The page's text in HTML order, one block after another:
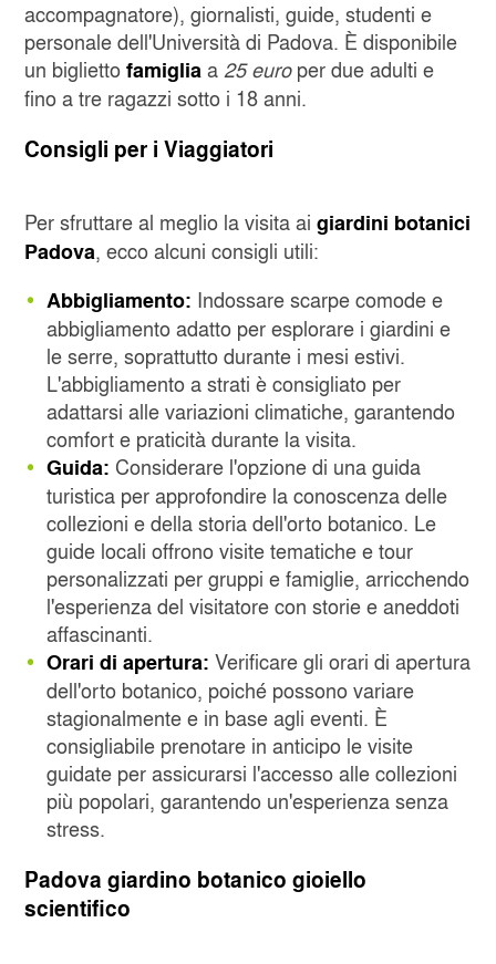
accompagnatore), giornalisti, guide, studenti e
personale dell'Università di Padova. È disponibile
un bigliettofamigliaa 25 europer due adulti e
fino a tre ragazzi sotto i 18 anni.
Consigli per i Viaggiatori
Per sfruttare al meglio la visita aigiardini botanici
Padova, ecco alcuni consigli utili:
Abbigliamento: Indossare scarpe comode e
abbigliamento adatto per esplorare i giardini e
le serre, soprattutto durante i mesi estivi.
L'abbigliamento a strati è consigliato per
adattarsi alle variazioni climatiche, garantendo
comfort e praticità durante la visita.
Guida: Considerare l'opzione di una guida
turistica per approfondire la conoscenza delle
collezioni e della storia dell'orto botanico. Le
guide locali offrono visite tematiche e tour
personalizzati per gruppi e famiglie, arricchendo
l'esperienza del visitatore con storie e aneddoti
affascinanti.
Orari di apertura: Verificare gli orari di apertura
dell'orto botanico, poiché possono variare
stagionalmente e in base agli eventi. È
consigliabile prenotare in anticipo le visite
guidate per assicurarsi l'accesso alle collezioni
più popolari, garantendo un'esperienza senza
stress.
Padova giardino botanico gioiello
scientifico